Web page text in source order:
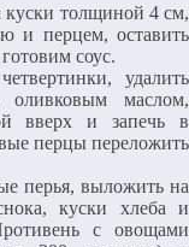
куски толщиной 4 см,
и перцем, оставить
соус.
удалить
оливковым маслом,
вверх и запечь в
перцы переложить
перья, выложить на
куски хлеба и
с овощами